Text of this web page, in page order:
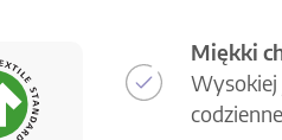
Miękki
Wysokiej